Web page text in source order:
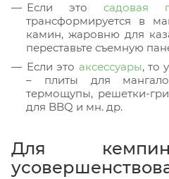
Если это садовая
трансформируется в
камин, жаровню для
переставьте съемную
Если это аксессуары, то
– плиты для
термощупы, решетки-
для BBQ и мн. др.
Для